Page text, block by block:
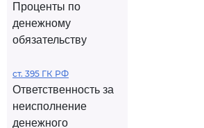
Проценты по
денежному
обязательству
ст. 395 ГК РФ
Ответственность за
неисполнение
денежного